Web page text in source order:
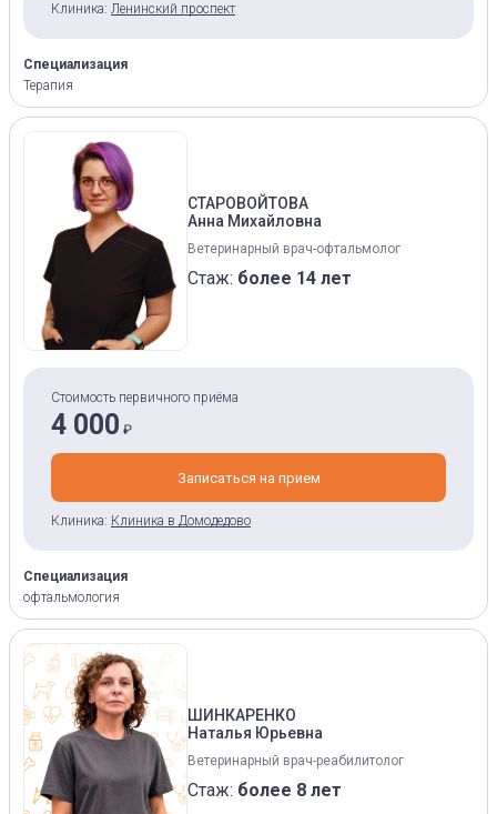
Клиника: Ленинский проспект
Специализация
Терапия
СТАРОВОЙТОВА
Анна Михайловна
Ветеринарный врач-офтальмолог
Стаж: более 14 лет
Стоимость первичного приёма
4 000 ₽
Записаться на прием
Клиника: Клиника в Домодедово
Специализация
офтальмология
ШИНКАРЕНКО
Наталья Юрьевна
Ветеринарный врач-реабилитолог
Стаж: более 8 лет